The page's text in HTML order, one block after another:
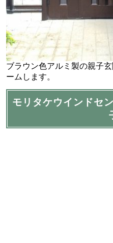
ブラウン色アルミ製の親子
ームします。
モリタケウインドセ